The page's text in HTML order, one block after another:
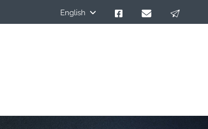
English